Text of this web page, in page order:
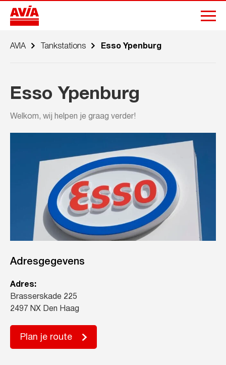
AVIA Tankstations Esso Ypenburg
Esso Ypenburg
Welkom, wij helpen je graag verder!
Adresgegevens
Adres:
Brasserskade 225
2497 NX Den Haag
Plan je route